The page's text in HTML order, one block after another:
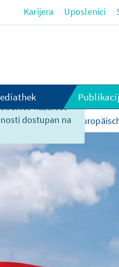
nažalost
dostupan na
Karijera Uposlenici
o zemljama